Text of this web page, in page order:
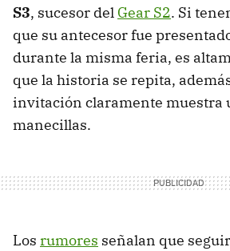
S3, sucesor del Gear S2. Si
que su antecesor fue
durante la misma feria, es
que la historia se repita,
invitación claramente muestra
manecillas.
Los rumores señalan que